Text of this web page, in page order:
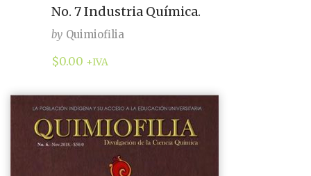
No. 7 Industria Química.
by Quimiofilia
$0.00 +IVA